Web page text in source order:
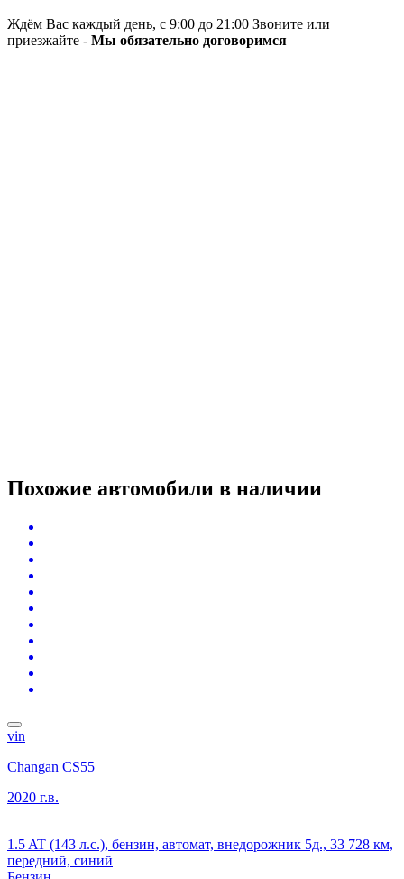
Ждём Вас каждый день, с 9:00 до 21:00 Звоните или
приезжайте - Мы обязательно договоримся
Похожие автомобили в наличии
vin
Changan CS55
2020 г.в.
1.5 AT (143 л.с.), бензин, автомат, внедорожник 5д., 33 728 км,
передний, синий